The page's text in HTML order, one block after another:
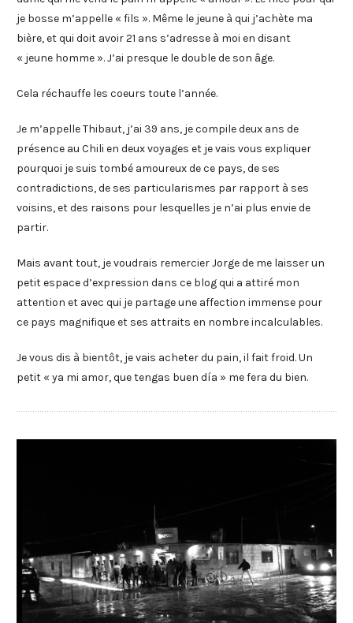
je bosse m’appelle « fils ». Même le jeune à qui j’achète ma
bière, et qui doit avoir 21 ans s’adresse à moi en disant
« jeune homme ». J’ai presque le double de son âge.
Cela réchauffe les coeurs toute l’année.
Je m’appelle Thibaut, j’ai 39 ans, je compile deux ans de
présence au Chili en deux voyages et je vais vous expliquer
pourquoi je suis tombé amoureux de ce pays, de ses
contradictions, de ses particularismes par rapport à ses
voisins, et des raisons pour lesquelles je n’ai plus envie de
partir.
Mais avant tout, je voudrais remercier Jorge de me laisser un
petit espace d’expression dans ce blog qui a attiré mon
attention et avec qui je partage une affection immense pour
ce pays magnifique et ses attraits en nombre incalculables.
Je vous dis à bientôt, je vais acheter du pain, il fait froid. Un
petit « ya mi amor, que tengas buen día » me fera du bien.